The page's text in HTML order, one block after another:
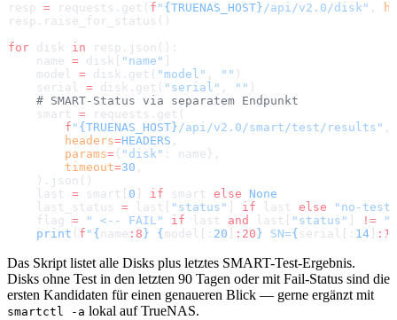
resp = requests.get( f " {TRUENAS_HOST} /api/v2.0/disk" ,
resp.raise_for_status()
for disk in resp.json():
    name
= disk[ "name"
    model
= disk.get( "model" , "" )
    serial
= disk.get( "serial" , "" )
    # SMART-Status via separatem Endpunkt
    smart
= requests.get(
        f
" {TRUENAS_HOST} /api/v2.0/smart/test/results" ,
        headers
=HEADERS ,
        params
={ "disk" : name},
        timeout
=30 ,
    ).json()
    last
= smart[ 0 if smart else None
    last_status
= last[ "status" if last else "no-test"
    flag
= " <-- FAIL" if last and last[ "status" !=
    print
( f " { name :8 } { model[: 20 :20 } SN={ serial[: 14 :14
Das Skript listet alle Disks plus letztes SMART-Test-Ergebnis.
Disks ohne Test in den letzten 90 Tagen oder mit Fail-Status sind die
ersten Kandidaten für einen genaueren Blick — gerne ergänzt mit
smartctl -a lokal auf TrueNAS.